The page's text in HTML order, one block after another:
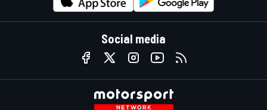
Social media